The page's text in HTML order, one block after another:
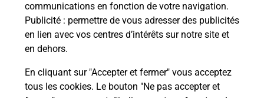
communications en fonction de votre navigation.
Publicité : permettre de vous adresser des publicités
en lien avec vos centres d’intérêts sur notre site et
en dehors.
En cliquant sur "Accepter et fermer" vous acceptez
tous les cookies. Le bouton "Ne pas accepter et
563 Route De Saint Amour
39160 Balanod